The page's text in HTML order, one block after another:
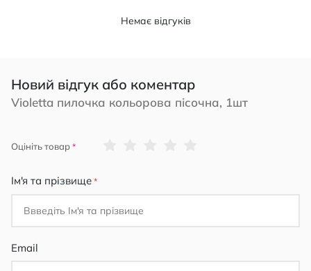
Немає відгуків
Новий відгук або коментар
Violetta пилочка кольорова пісочна, 1шт
Оцініть товар
Ім'я та прізвище
Email